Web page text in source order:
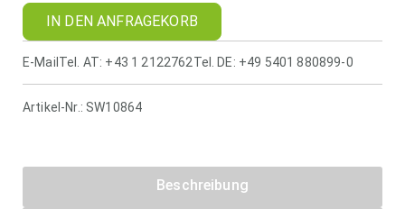
IN DEN ANFRAGEKORB
E-Mail Tel. AT: +43 1 2122762Tel. DE: +49 5401 880899-0
Artikel-Nr.: SW10864
Beschreibung